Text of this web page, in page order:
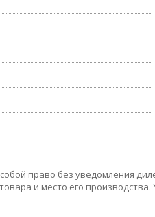
право без уведомления
и место его